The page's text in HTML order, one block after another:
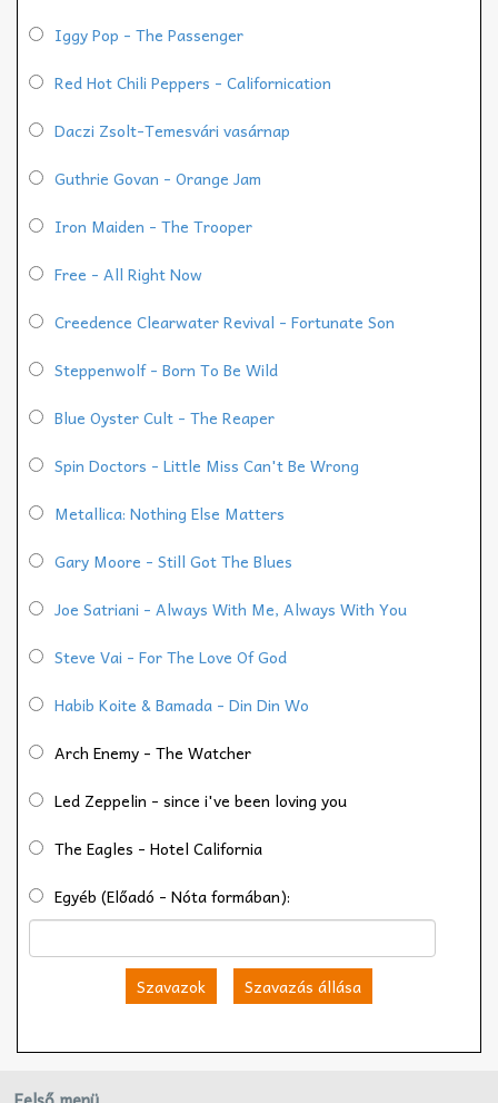
Iggy Pop - The Passenger
Red Hot Chili Peppers - Californication
Daczi Zsolt-Temesvári vasárnap
Guthrie Govan - Orange Jam
Iron Maiden - The Trooper
Free - All Right Now
Creedence Clearwater Revival - Fortunate Son
Steppenwolf - Born To Be Wild
Blue Oyster Cult - The Reaper
Spin Doctors - Little Miss Can't Be Wrong
Metallica: Nothing Else Matters
Gary Moore - Still Got The Blues
Joe Satriani - Always With Me, Always With You
Steve Vai - For The Love Of God
Habib Koite & Bamada - Din Din Wo
Arch Enemy - The Watcher
Led Zeppelin - since i've been loving you
The Eagles - Hotel California
Egyéb (Előadó - Nóta formában):
Szavazok Szavazás állása